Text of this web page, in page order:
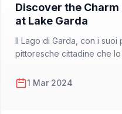
Discover the
at Lake Garda
Il Lago di Garda, con i suoi
pittoresche cittadine che
1 Mar 2024